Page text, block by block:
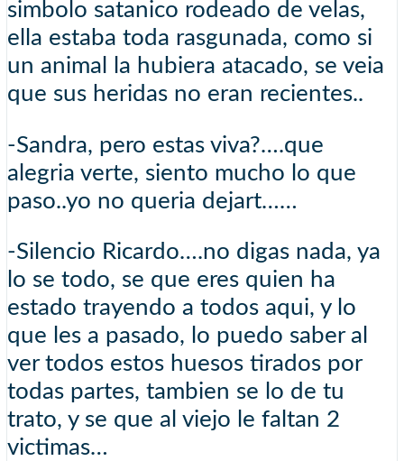
simbolo satanico rodeado de velas,
ella estaba toda rasgunada, como si
un animal la hubiera atacado, se veia
que sus heridas no eran recientes..
-Sandra, pero estas viva?….que
alegria verte, siento mucho lo que
paso..yo no queria dejart……
-Silencio Ricardo….no digas nada, ya
lo se todo, se que eres quien ha
estado trayendo a todos aqui, y lo
que les a pasado, lo puedo saber al
ver todos estos huesos tirados por
todas partes, tambien se lo de tu
trato, y se que al viejo le faltan 2
victimas…